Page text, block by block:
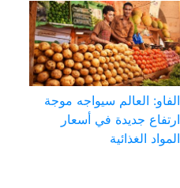
الفاو: العالم سيواجه موجة
ارتفاع جديدة في أسعار
المواد الغذائية